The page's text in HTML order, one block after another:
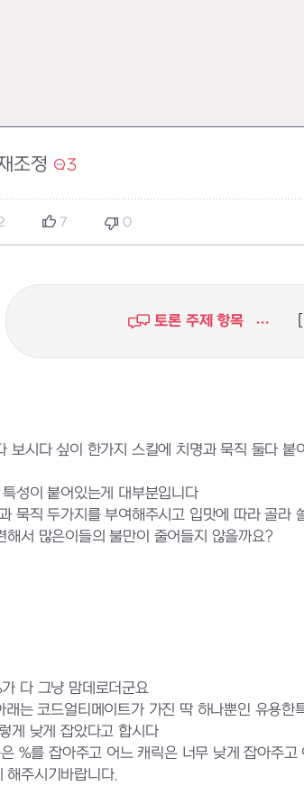
조정 3
7 0
토론 주제 항목
보시다 싶이 한가지 스킬에 치명과 묵직 둘다 붙
성이 붙어있는게 대부분입니다
묵직 두가지를 부여해주시고 입맛에 따라 골라
서 많은이들의 불만이 줄어들지 않을까요?
다 그냥 맘데로더군요
는 코드얼티메이트가 가진 딱 하나뿐인 유용한
게 낮게 잡았다고 합시다
%를 잡아주고 어느 캐릭은 너무 낮게 잡아주
해주시기바랍니다.